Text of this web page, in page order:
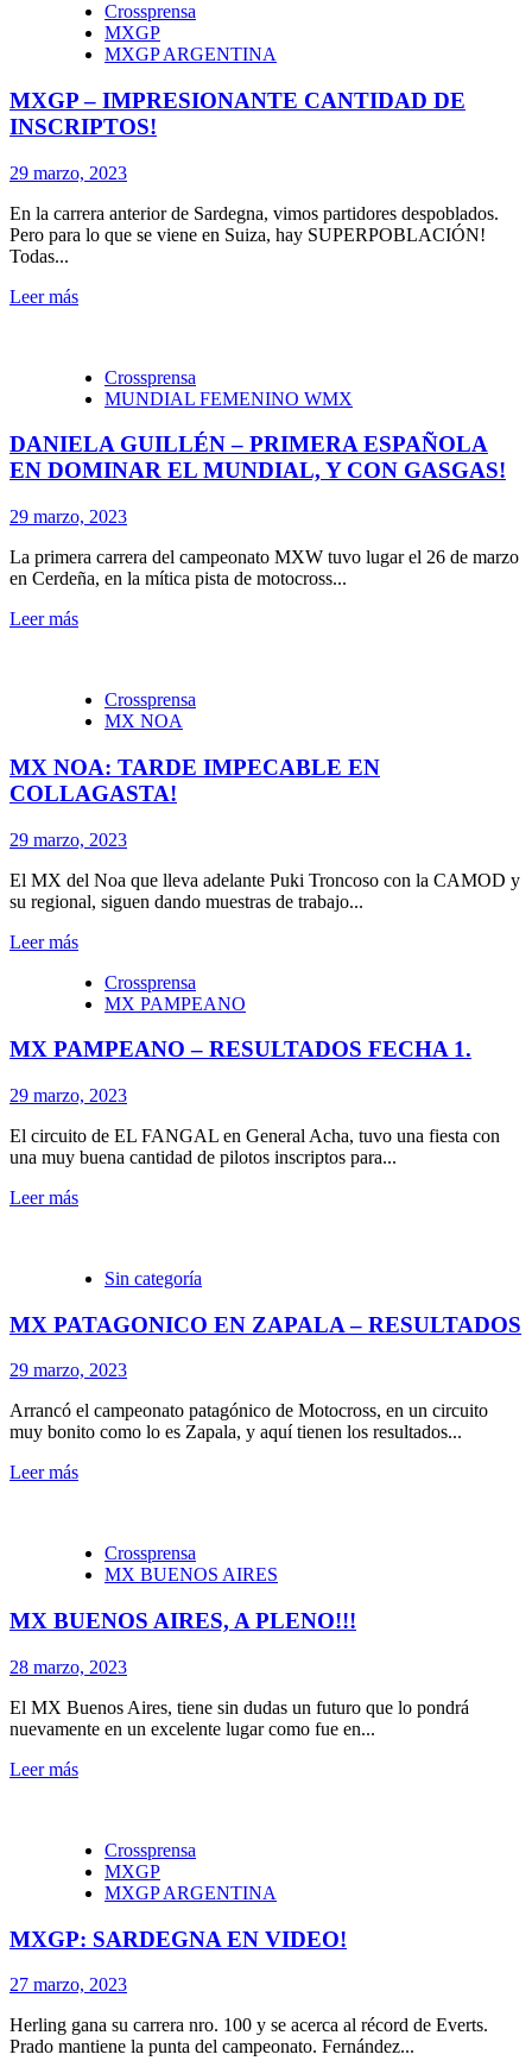
Crossprensa
MXGP
MXGP ARGENTINA
MXGP – IMPRESIONANTE CANTIDAD DE
INSCRIPTOS!
29 marzo, 2023
En la carrera anterior de Sardegna, vimos partidores despoblados.
Pero para lo que se viene en Suiza, hay SUPERPOBLACIÓN!
Todas...
Leer más
Crossprensa
MUNDIAL FEMENINO WMX
DANIELA GUILLÉN – PRIMERA ESPAÑOLA
EN DOMINAR EL MUNDIAL, Y CON GASGAS!
29 marzo, 2023
La primera carrera del campeonato MXW tuvo lugar el 26 de marzo
en Cerdeña, en la mítica pista de motocross...
Leer más
Crossprensa
MX NOA
MX NOA: TARDE IMPECABLE EN
COLLAGASTA!
29 marzo, 2023
El MX del Noa que lleva adelante Puki Troncoso con la CAMOD y
su regional, siguen dando muestras de trabajo...
Leer más
Crossprensa
MX PAMPEANO
MX PAMPEANO – RESULTADOS FECHA 1.
29 marzo, 2023
El circuito de EL FANGAL en General Acha, tuvo una fiesta con
una muy buena cantidad de pilotos inscriptos para...
Leer más
Sin categoría
MX PATAGONICO EN ZAPALA – RESULTADOS
29 marzo, 2023
Arrancó el campeonato patagónico de Motocross, en un circuito
muy bonito como lo es Zapala, y aquí tienen los resultados...
Leer más
Crossprensa
MX BUENOS AIRES
MX BUENOS AIRES, A PLENO!!!
28 marzo, 2023
El MX Buenos Aires, tiene sin dudas un futuro que lo pondrá
nuevamente en un excelente lugar como fue en...
Leer más
Crossprensa
MXGP
MXGP ARGENTINA
MXGP: SARDEGNA EN VIDEO!
27 marzo, 2023
Herling gana su carrera nro. 100 y se acerca al récord de Everts.
Prado mantiene la punta del campeonato. Fernández...